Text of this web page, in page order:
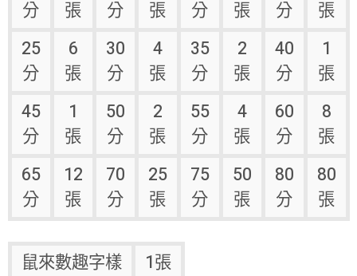
分 張 分 張 分 張 分
張
25
分
6
張
30
分
4
張
35
分
2
張
40
分
1
張
45
分
1
張
50
分
2
張
55
分
4
張
60
分
8
張
65
分
12
張
70
分
25
張
75
分
50
張
80
分
80
張
鼠來數趣字樣 1張